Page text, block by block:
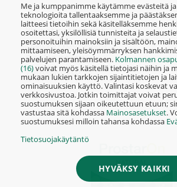
Yleiset ostoehdot
Yksityisyydensuoja
Cookie policy
Tuotesisältö
Me ja kumppanimme käytämme evästeitä
teknologioita tallentaaksemme ja
laitteesi tietoihin sekä käsitelläksemme
osoitettasi, yksilöllisiä tunnisteita ja
personoituihin mainoksiin ja sisältöön,
mittaamiseen, yleisöymmärryksen
palvelujen parantamiseen. Kolmannen
(16)voivat myös käsitellä tietojasi näihin ja
mukaan lukien tarkkojen sijaintitietojen ja
ominaisuuksien käyttö. Valintasi koskevat
verkkosivustoa. Jotkin toimittajat voivat
suostumuksen sijaan oikeutettuun etuun;
vastustaa sitä kohdassa Mainosasetukset.
suostumuksesi milloin tahansa kohdassa
Tietosuojakäytäntö
HYVÄKSY KAIKKI